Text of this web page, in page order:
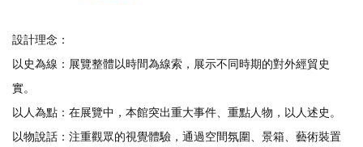
設計理念：
以史為線：展覽整體以時間為線索，展示不同時期的對外經貿史
實。
以人為點：在展覽中，本館突出重大事件、重點人物，以人述史。
以物說話：注重觀眾的視覺體驗，通過空間氛圍、景箱、藝術裝置